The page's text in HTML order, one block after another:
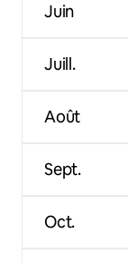
Juin
Juill.
Août
Sept.
Oct.